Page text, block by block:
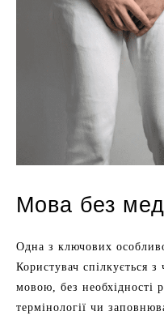
Мова без
Одна з ключових
Користувач спілкується
мовою, без необхідності
термінології чи